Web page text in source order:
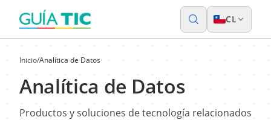
CL
Inicio/Analítica de Datos
Analítica de Datos
Productos y soluciones de tecnología relacionados